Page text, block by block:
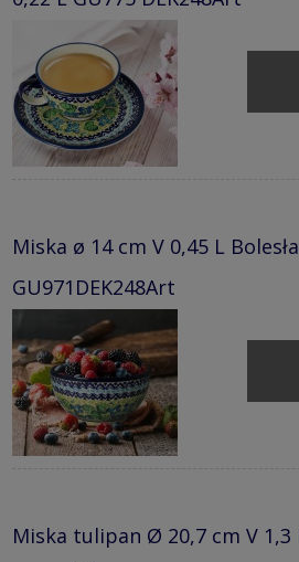
Miska ø 14 cm V 0,45 L
GU971DEK248Art
Miska tulipan Ø 20,7 cm V 1,3